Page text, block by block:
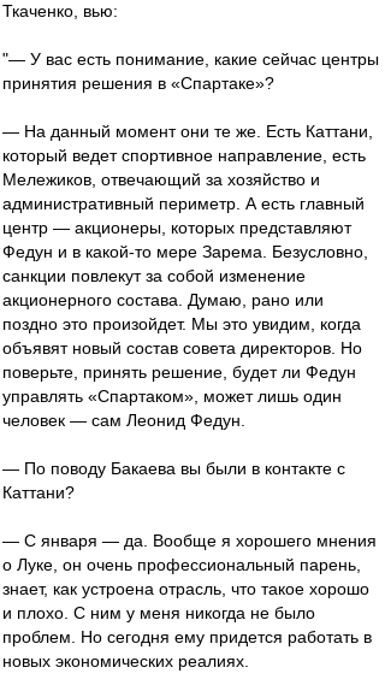
Ткаченко, вью:
"— У вас есть понимание, какие сейчас центры
принятия решения в «Спартаке»?
— На данный момент они те же. Есть Каттани,
который ведет спортивное направление, есть
Мележиков, отвечающий за хозяйство и
административный периметр. А есть главный
центр — акционеры, которых представляют
Федун и в какой-то мере Зарема. Безусловно,
санкции повлекут за собой изменение
акционерного состава. Думаю, рано или
поздно это произойдет. Мы это увидим, когда
объявят новый состав совета директоров. Но
поверьте, принять решение, будет ли Федун
управлять «Спартаком», может лишь один
человек — сам Леонид Федун.
— По поводу Бакаева вы были в контакте с
Каттани?
— С января — да. Вообще я хорошего мнения
о Луке, он очень профессиональный парень,
знает, как устроена отрасль, что такое хорошо
и плохо. С ним у меня никогда не было
проблем. Но сегодня ему придется работать в
новых экономических реалиях.